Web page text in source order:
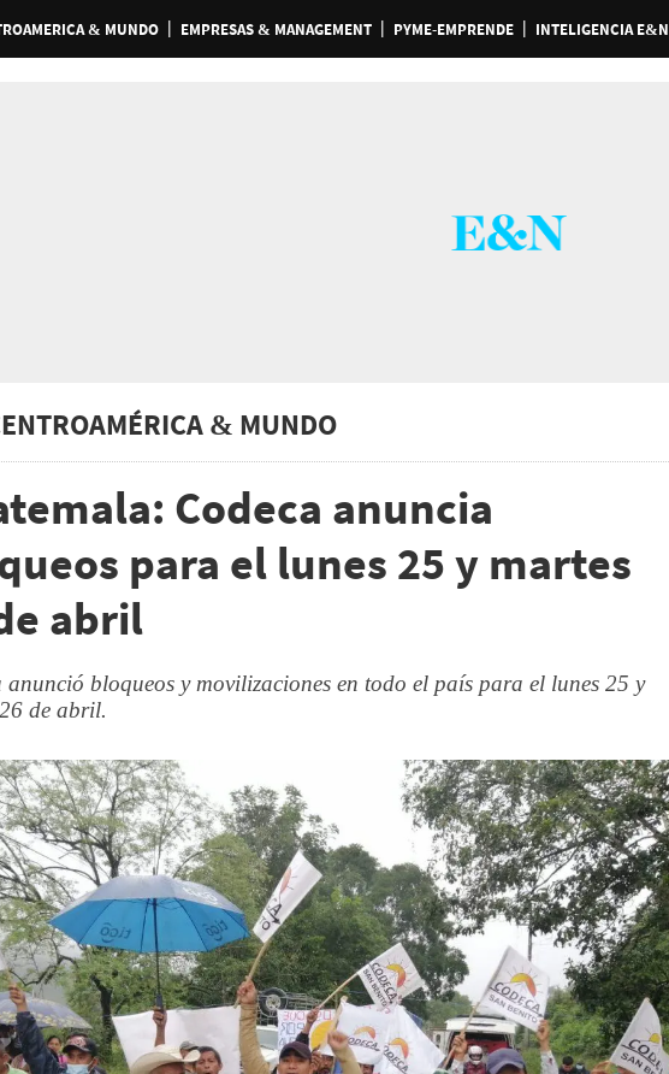
& MUNDO EMPRESAS & MANAGEMENT PYME-EMPRENDE INTELIGENCIA E&N
& MUNDO
Codeca anuncia
para el lunes 25 y martes
abril
anunció bloqueos y movilizaciones en todo el país para el lunes 25 y
de abril.